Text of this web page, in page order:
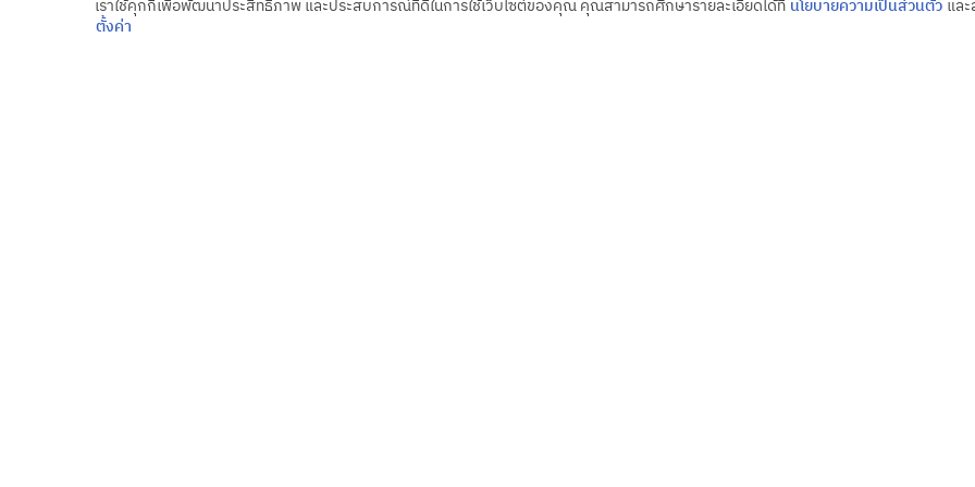
เราใช้คุกกี้เพื่อพัฒนาประสิทธิภาพ และประสบการณ์ที่ดีในการใช้เว็บไซต์ของคุณ คุณสามารถศึกษารายละเอียดได้ที่ นโยบายความเป็นส่วนตัว แล
ตั้งค่า